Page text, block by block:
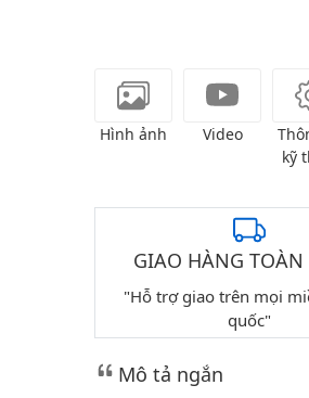
Hình ảnh Video
kỹ
GIAO HÀNG TOÀN
"Hỗ trợ giao trên mọi
quốc"
Mô tả ngắn